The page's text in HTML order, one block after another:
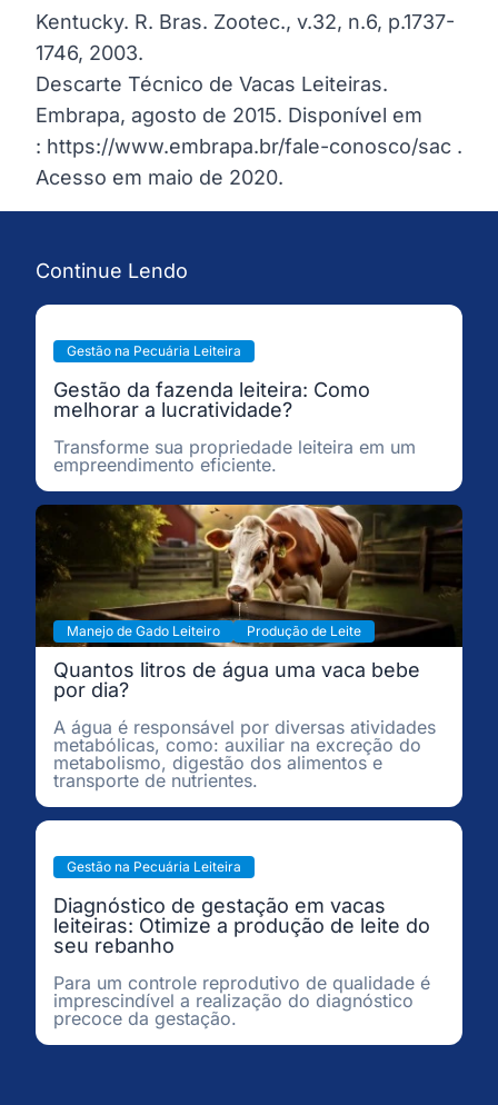
Kentucky. R. Bras. Zootec., v.32, n.6, p.1737-
1746, 2003.
Descarte Técnico de Vacas Leiteiras.
Embrapa, agosto de 2015. Disponível em
: https://www.embrapa.br/fale-conosco/sac .
Acesso em maio de 2020.
Continue Lendo
Gestão na Pecuária Leiteira
Gestão da fazenda leiteira: Como
melhorar a lucratividade?
Transforme sua propriedade leiteira em um
empreendimento eficiente.
Manejo de Gado Leiteiro Produção de Leite
Quantos litros de água uma vaca bebe
por dia?
A água é responsável por diversas atividades
metabólicas, como: auxiliar na excreção do
metabolismo, digestão dos alimentos e
transporte de nutrientes.
Gestão na Pecuária Leiteira
Diagnóstico de gestação em vacas
leiteiras: Otimize a produção de leite do
seu rebanho
Para um controle reprodutivo de qualidade é
imprescindível a realização do diagnóstico
precoce da gestação.